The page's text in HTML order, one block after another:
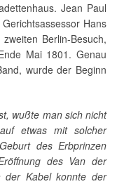
Jean Paul
Hans
Berlin-Besuch,
Mai 1801. Genau
wurde der Beginn
wußte man sich nicht
etwas mit solcher
des Erbprinzen
des Van der
der Kabel konnte der